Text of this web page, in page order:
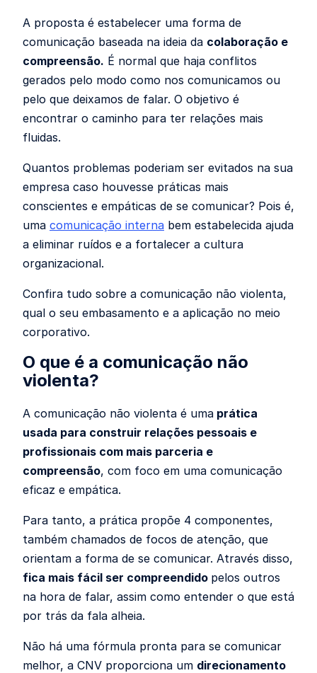
A proposta é estabelecer uma forma de
comunicação baseada na ideia da colaboração e
compreensão. É normal que haja conflitos
gerados pelo modo como nos comunicamos ou
pelo que deixamos de falar. O objetivo é
encontrar o caminho para ter relações mais
fluidas.
Quantos problemas poderiam ser evitados na sua
empresa caso houvesse práticas mais
conscientes e empáticas de se comunicar? Pois é,
uma comunicação interna bem estabelecida ajuda
a eliminar ruídos e a fortalecer a cultura
organizacional.
Confira tudo sobre a comunicação não violenta,
qual o seu embasamento e a aplicação no meio
corporativo.
O que é a comunicação não
violenta?
A comunicação não violenta é uma prática
usada para construir relações pessoais e
profissionais com mais parceria e
compreensão, com foco em uma comunicação
eficaz e empática.
Para tanto, a prática propõe 4 componentes,
também chamados de focos de atenção, que
orientam a forma de se comunicar. Através disso,
fica mais fácil ser compreendido pelos outros
na hora de falar, assim como entender o que está
por trás da fala alheia.
Não há uma fórmula pronta para se comunicar
melhor, a CNV proporciona um direcionamento